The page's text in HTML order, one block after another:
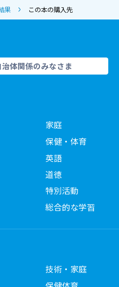
果 この本の購入先
体関係のみなさま
家庭
保健・体育
英語
道徳
特別活動
総合的な学習
技術・家庭